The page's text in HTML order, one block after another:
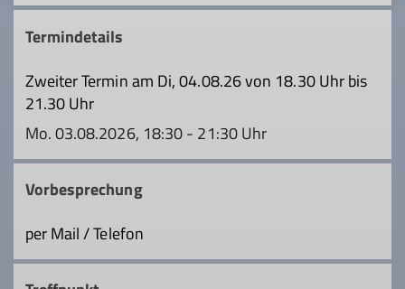
Termindetails
Zweiter Termin am Di, 04.08.26 von 18.30 Uhr bis
21.30 Uhr
Mo. 03.08.2026, 18:30 - 21:30 Uhr
Vorbesprechung
per Mail / Telefon